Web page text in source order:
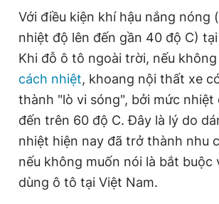
Sản phẩm khác
Tiện ích Bạn cần
Thông tin tòa soạn Liên hệ
Đọc Thanh Niên trên điện thoại
Với điều kiện khí hậu nắng nóng
nhiệt độ lên đến gần 40 độ C)
Khi đỗ ô tô ngoài trời, nếu không
cách nhiệt, khoang nội thất xe
thành "lò vi sóng", bởi mức nhiệt
đến trên 60 độ C. Đây là lý do
nhiệt hiện nay đã trở thành nhu
nếu không muốn nói là bắt buộc
dùng ô tô tại Việt Nam.